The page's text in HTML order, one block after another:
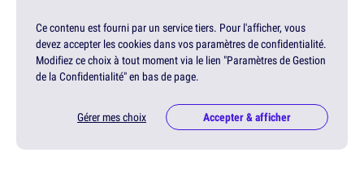
Ce contenu est fourni par un service tiers. Pour l'afficher, vous
devez accepter les cookies dans vos paramètres de confidentialité.
Modifiez ce choix à tout moment via le lien "Paramètres de Gestion
de la Confidentialité" en bas de page.
Gérer mes choix Accepter & afficher